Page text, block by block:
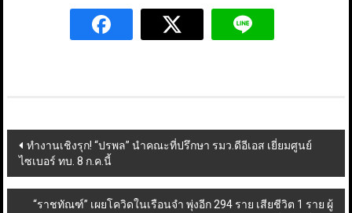
Post
navigation
ทำงานเชิงรุก! “ปรพล” นำคณะที่ปรึกษา รมว.ดีอีเอส เยี่ยมศูนย์
ไซเบอร์ ทบ. 8 ก.ค.นี้
“ราชทัณฑ์” เผยโควิดในเรือนจำ พุ่งอีก 294 ราย เสียชีวิต 1 ราย ผู้